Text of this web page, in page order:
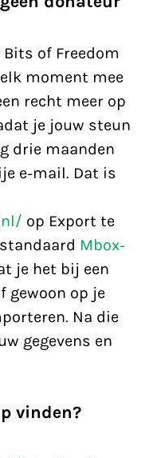
of Freedom
moment mee
recht meer op
je jouw steun
drie maanden
e-mail. Dat is
op Export te
Mbox-
je het bij een
gewoon op je
Na die
gegevens en
vinden?